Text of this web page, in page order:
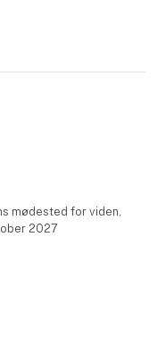
mødested for viden,
2027